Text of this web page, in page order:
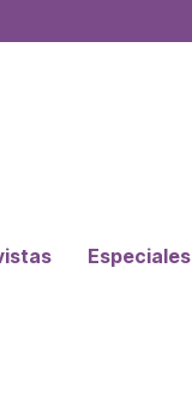
Especiales